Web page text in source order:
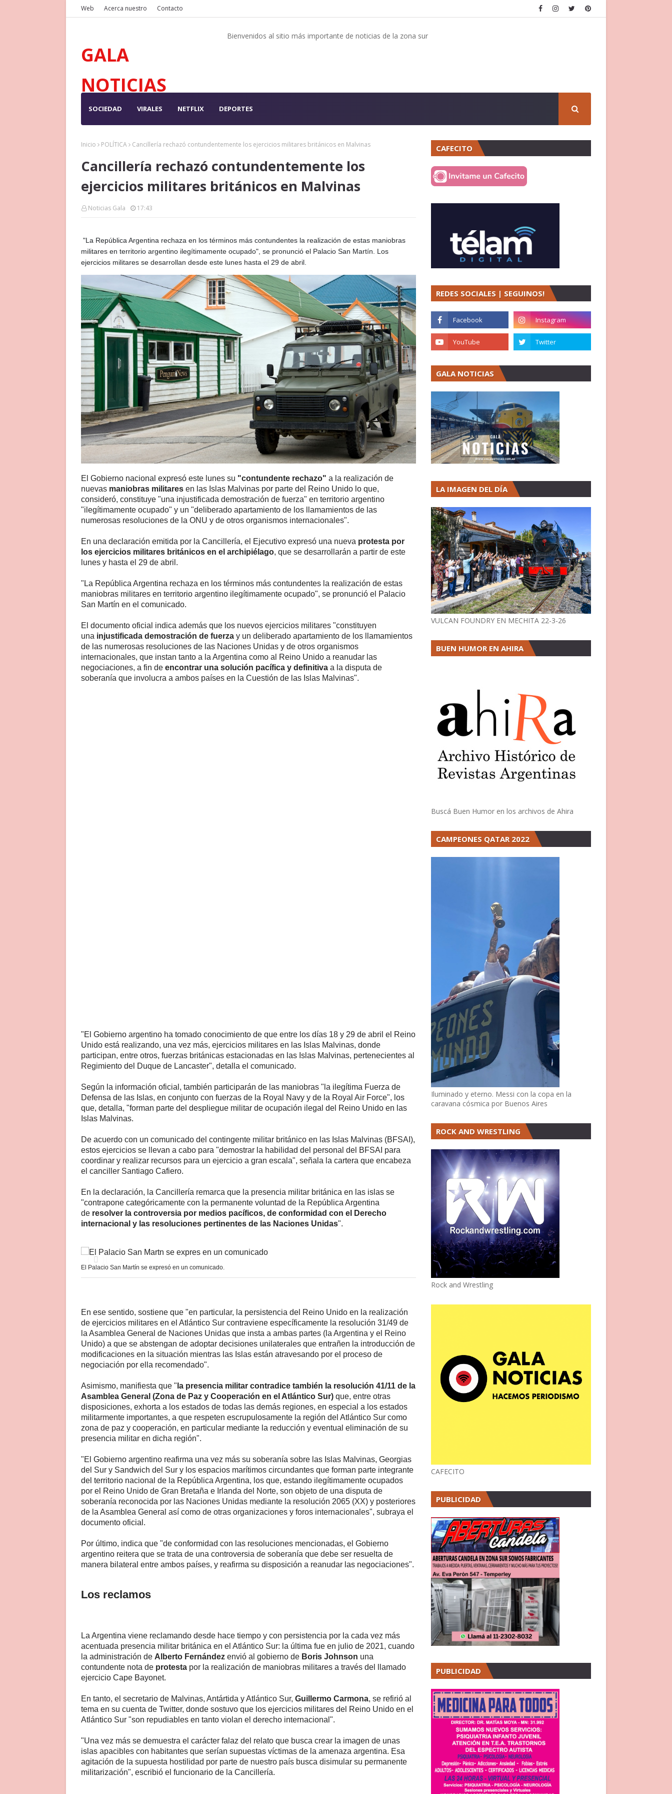
Web Acerca nuestro Contacto
GALA
NOTICIAS
Bienvenidos al sitio más importante de noticias de la zona sur
SOCIEDAD VIRALES NETFLIX DEPORTES
Inicio POLÍTICA Cancillería rechazó contundentemente los ejercicios militares británicos en Malvinas
Cancillería rechazó contundentemente los
ejercicios militares británicos en Malvinas
Noticias Gala 17:43
"La República Argentina rechaza en los términos más contundentes la realización de estas maniobras
militares en territorio argentino ilegítimamente ocupado", se pronunció el Palacio San Martín. Los
ejercicios militares se desarrollan desde este lunes hasta el 29 de abril.
El Gobierno nacional expresó este lunes su "contundente rechazo" a la realización de
nuevas maniobras militares en las Islas Malvinas por parte del Reino Unido lo que,
consideró, constituye "una injustificada demostración de fuerza" en territorio argentino
"ilegítimamente ocupado" y un "deliberado apartamiento de los llamamientos de las
numerosas resoluciones de la ONU y de otros organismos internacionales".
En una declaración emitida por la Cancillería, el Ejecutivo expresó una nueva protesta por
los ejercicios militares británicos en el archipiélago, que se desarrollarán a partir de este
lunes y hasta el 29 de abril.
"La República Argentina rechaza en los términos más contundentes la realización de estas
maniobras militares en territorio argentino ilegítimamente ocupado", se pronunció el Palacio
San Martín en el comunicado.
El documento oficial indica además que los nuevos ejercicios militares "constituyen
una injustificada demostración de fuerza y un deliberado apartamiento de los llamamientos
de las numerosas resoluciones de las Naciones Unidas y de otros organismos
internacionales, que instan tanto a la Argentina como al Reino Unido a reanudar las
negociaciones, a fin de encontrar una solución pacífica y definitiva a la disputa de
soberanía que involucra a ambos países en la Cuestión de las Islas Malvinas".
"El Gobierno argentino ha tomado conocimiento de que entre los días 18 y 29 de abril el Reino
Unido está realizando, una vez más, ejercicios militares en las Islas Malvinas, donde
participan, entre otros, fuerzas británicas estacionadas en las Islas Malvinas, pertenecientes al
Regimiento del Duque de Lancaster", detalla el comunicado.
Según la información oficial, también participarán de las maniobras "la ilegítima Fuerza de
Defensa de las Islas, en conjunto con fuerzas de la Royal Navy y de la Royal Air Force", los
que, detalla, "forman parte del despliegue militar de ocupación ilegal del Reino Unido en las
Islas Malvinas.
De acuerdo con un comunicado del contingente militar británico en las Islas Malvinas (BFSAI),
estos ejercicios se llevan a cabo para "demostrar la habilidad del personal del BFSAI para
coordinar y realizar recursos para un ejercicio a gran escala", señala la cartera que encabeza
el canciller Santiago Cafiero.
En la declaración, la Cancillería remarca que la presencia militar británica en las islas se
"contrapone categóricamente con la permanente voluntad de la República Argentina
de resolver la controversia por medios pacíficos, de conformidad con el Derecho
internacional y las resoluciones pertinentes de las Naciones Unidas".
El Palacio San Martín se expresó en un comunicado.
En ese sentido, sostiene que "en particular, la persistencia del Reino Unido en la realización
de ejercicios militares en el Atlántico Sur contraviene específicamente la resolución 31/49 de
la Asamblea General de Naciones Unidas que insta a ambas partes (la Argentina y el Reino
Unido) a que se abstengan de adoptar decisiones unilaterales que entrañen la introducción de
modificaciones en la situación mientras las Islas están atravesando por el proceso de
negociación por ella recomendado".
Asimismo, manifiesta que " la presencia militar contradice también la resolución 41/11 de la
Asamblea General (Zona de Paz y Cooperación en el Atlántico Sur) que, entre otras
disposiciones, exhorta a los estados de todas las demás regiones, en especial a los estados
militarmente importantes, a que respeten escrupulosamente la región del Atlántico Sur como
zona de paz y cooperación, en particular mediante la reducción y eventual eliminación de su
presencia militar en dicha región".
"El Gobierno argentino reafirma una vez más su soberanía sobre las Islas Malvinas, Georgias
del Sur y Sandwich del Sur y los espacios marítimos circundantes que forman parte integrante
del territorio nacional de la República Argentina, los que, estando ilegítimamente ocupados
por el Reino Unido de Gran Bretaña e Irlanda del Norte, son objeto de una disputa de
soberanía reconocida por las Naciones Unidas mediante la resolución 2065 (XX) y posteriores
de la Asamblea General así como de otras organizaciones y foros internacionales", subraya el
documento oficial.
Por último, indica que "de conformidad con las resoluciones mencionadas, el Gobierno
argentino reitera que se trata de una controversia de soberanía que debe ser resuelta de
manera bilateral entre ambos países, y reafirma su disposición a reanudar las negociaciones".
Los reclamos
La Argentina viene reclamando desde hace tiempo y con persistencia por la cada vez más
acentuada presencia militar británica en el Atlántico Sur: la última fue en julio de 2021, cuando
la administración de Alberto Fernández envió al gobierno de Boris Johnson una
contundente nota de protesta por la realización de maniobras militares a través del llamado
ejercicio Cape Bayonet.
En tanto, el secretario de Malvinas, Antártida y Atlántico Sur, Guillermo Carmona, se refirió al
tema en su cuenta de Twitter, donde sostuvo que los ejercicios militares del Reino Unido en el
Atlántico Sur "son repudiables en tanto violan el derecho internacional".
"Una vez más se demuestra el carácter falaz del relato que busca crear la imagen de unas
islas apacibles con habitantes que serían supuestas víctimas de la amenaza argentina. Esa
agitación de la supuesta hostilidad por parte de nuestro país busca disimular su permanente
militarización", escribió el funcionario de la Cancillería.
CAFECITO
REDES SOCIALES | SEGUINOS!
GALA NOTICIAS
LA IMAGEN DEL DÍA
VULCAN FOUNDRY EN MECHITA 22-3-26
BUEN HUMOR EN AHIRA
Buscá Buen Humor en los archivos de Ahira
CAMPEONES QATAR 2022
Iluminado y eterno. Messi con la copa en la
caravana cósmica por Buenos Aires
ROCK AND WRESTLING
Rock and Wrestling
CAFECITO
PUBLICIDAD
PUBLICIDAD